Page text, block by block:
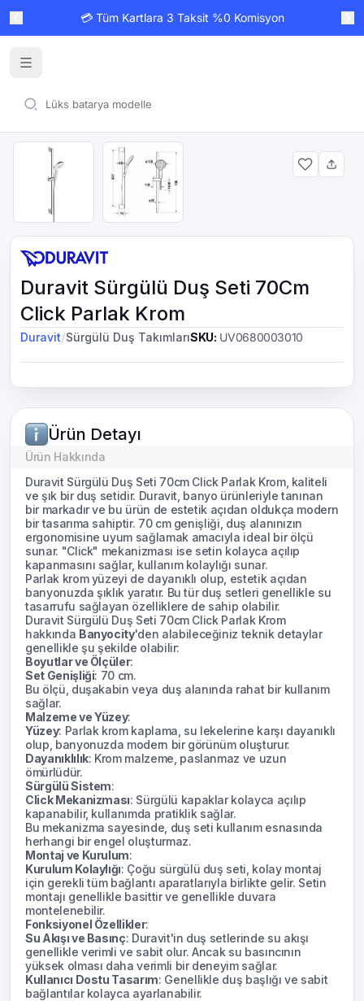
💳 Tüm Kartlara 3 Taksit %0 Komisyon
Duravit Sürgülü Duş Seti 70Cm
Click Parlak Krom
Duravit/Sürgülü Duş TakımlarıSKU: UV0680003010
Ürün Detayı
Ürün Hakkında
Duravit Sürgülü Duş Seti 70cm Click Parlak Krom, kaliteli
ve şık bir duş setidir. Duravit, banyo ürünleriyle tanınan
bir markadır ve bu ürün de estetik açıdan oldukça modern
bir tasarıma sahiptir. 70 cm genişliği, duş alanınızın
ergonomisine uyum sağlamak amacıyla ideal bir ölçü
sunar. "Click" mekanizması ise setin kolayca açılıp
kapanmasını sağlar, kullanım kolaylığı sunar.
Parlak krom yüzeyi de dayanıklı olup, estetik açıdan
banyonuzda şıklık yaratır. Bu tür duş setleri genellikle su
tasarrufu sağlayan özelliklere de sahip olabilir.
Duravit Sürgülü Duş Seti 70cm Click Parlak Krom
hakkında Banyocity'den alabileceğiniz teknik detaylar
genellikle şu şekilde olabilir:
Boyutlar ve Ölçüler:
Set Genişliği: 70 cm.
Bu ölçü, duşakabin veya duş alanında rahat bir kullanım
sağlar.
Malzeme ve Yüzey:
Yüzey: Parlak krom kaplama, su lekelerine karşı dayanıklı
olup, banyonuzda modern bir görünüm oluşturur.
Dayanıklılık: Krom malzeme, paslanmaz ve uzun
ömürlüdür.
Sürgülü Sistem:
Click Mekanizması: Sürgülü kapaklar kolayca açılıp
kapanabilir, kullanımda pratiklik sağlar.
Bu mekanizma sayesinde, duş seti kullanım esnasında
herhangi bir engel oluşturmaz.
Montaj ve Kurulum:
Kurulum Kolaylığı: Çoğu sürgülü duş seti, kolay montaj
için gerekli tüm bağlantı aparatlarıyla birlikte gelir. Setin
montajı genellikle basittir ve genellikle duvara
montelenebilir.
Fonksiyonel Özellikler:
Su Akışı ve Basınç: Duravit'in duş setlerinde su akışı
genellikle verimli ve sabit olur. Ancak su basıncının
yüksek olması daha verimli bir deneyim sağlar.
Kullanıcı Dostu Tasarım: Genellikle duş başlığı ve sabit
bağlantılar kolayca ayarlanabilir.